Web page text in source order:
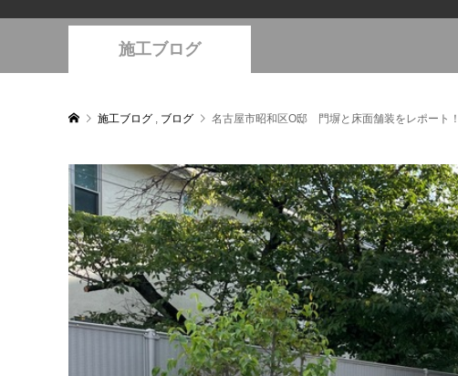
施工ブログ
施工ブログ , ブログ 名古屋市昭和区O邸 門塀と床面舗装をレポート